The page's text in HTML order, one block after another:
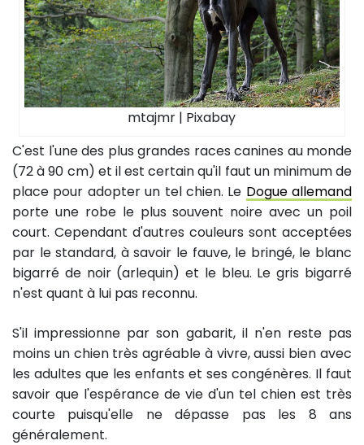
mtajmr | Pixabay
C'est l'une des plus grandes races canines au monde
(72 à 90 cm) et il est certain qu'il faut un minimum de
place pour adopter un tel chien. Le Dogue allemand
porte une robe le plus souvent noire avec un poil
court. Cependant d'autres couleurs sont acceptées
par le standard, à savoir le fauve, le bringé, le blanc
bigarré de noir (arlequin) et le bleu. Le gris bigarré
n'est quant à lui pas reconnu.
S'il impressionne par son gabarit, il n'en reste pas
moins un chien très agréable à vivre, aussi bien avec
les adultes que les enfants et ses congénères. Il faut
savoir que l'espérance de vie d'un tel chien est très
courte puisqu'elle ne dépasse pas les 8 ans
généralement.